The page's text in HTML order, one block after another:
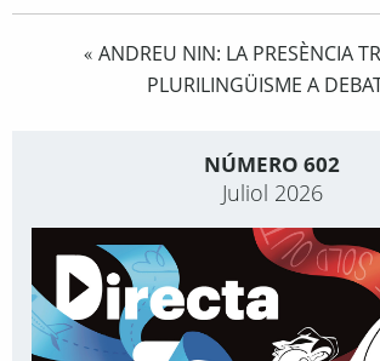
« ANDREU NIN: LA PRESÈNCIA
PLURILINGÜISME A
NÚMERO 602
Juliol 2026